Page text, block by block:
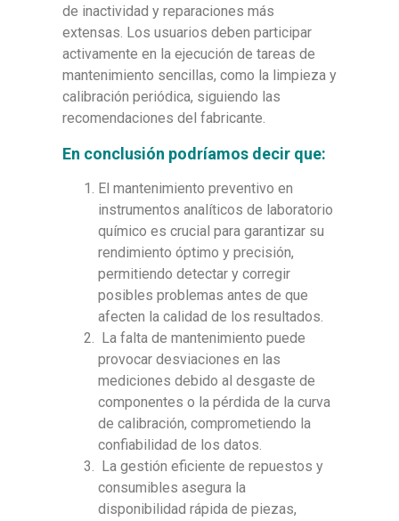
de inactividad y reparaciones más
extensas. Los usuarios deben participar
activamente en la ejecución de tareas de
mantenimiento sencillas, como la limpieza y
calibración periódica, siguiendo las
recomendaciones del fabricante.
En conclusión podríamos decir que:
El mantenimiento preventivo en
instrumentos analíticos de laboratorio
químico es crucial para garantizar su
rendimiento óptimo y precisión,
permitiendo detectar y corregir
posibles problemas antes de que
afecten la calidad de los resultados.
La falta de mantenimiento puede
provocar desviaciones en las
mediciones debido al desgaste de
componentes o la pérdida de la curva
de calibración, comprometiendo la
confiabilidad de los datos.
La gestión eficiente de repuestos y
consumibles asegura la
disponibilidad rápida de piezas,